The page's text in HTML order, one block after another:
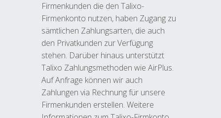
Firmenkunden die den Talixo-
Firmenkonto nutzen, haben Zugang zu
sämtlichen Zahlungsarten, die auch
den Privatkunden zur Verfügung
stehen. Darüber hinaus unterstützt
Talixo Zahlungsmethoden wie AirPlus.
Auf Anfrage können wir auch
Zahlungen via Rechnung für unsere
Firmenkunden erstellen. Weitere